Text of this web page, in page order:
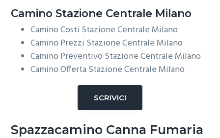
Camino Stazione Centrale Milano
Camino Costi Stazione Centrale Milano
Camino Prezzi Stazione Centrale Milano
Camino Preventivo Stazione Centrale Milano
Camino Offerta Stazione Centrale Milano
SCRIVICI
Spazzacamino Canna Fumaria